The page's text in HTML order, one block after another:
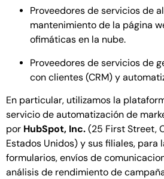
Proveedores de servicios de
mantenimiento de la página
ofimáticas en la nube.
Proveedores de servicios de
con clientes (CRM) y
En particular, utilizamos la
servicio de automatización de
por HubSpot, Inc.(25 First Street,
Estados Unidos) y sus filiales, para
formularios, envíos de
análisis de rendimiento de